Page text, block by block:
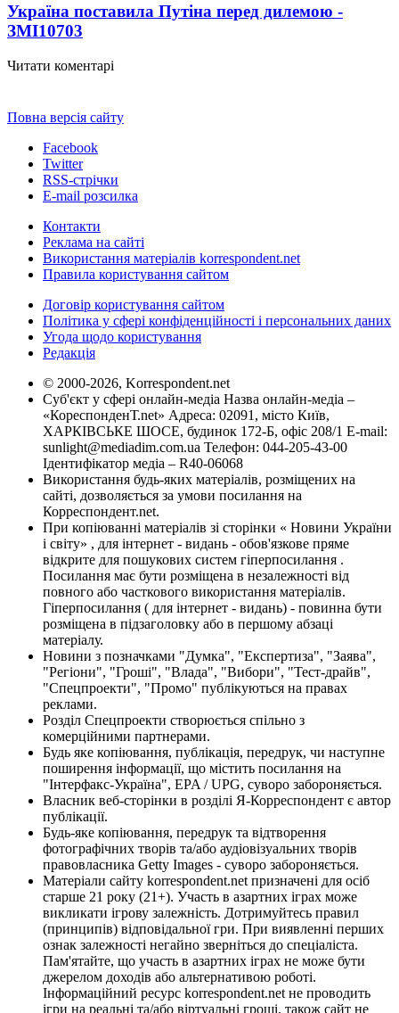
Україна поставила Путіна перед дилемою -
ЗМІ10703
Читати коментарі
Повна версія сайту
Facebook
Twitter
RSS-стрічки
E-mail розсилка
Контакти
Реклама на сайті
Використання матеріалів korrespondent.net
Правила користування сайтом
Договір користування сайтом
Політика у сфері конфіденційності і персональних даних
Угода щодо користування
Редакція
© 2000-2026, Korrespondent.net
Суб'єкт у сфері онлайн-медіа Назва онлайн-медіа –
«КореспонденТ.net» Адреса: 02091, місто Київ,
ХАРКІВСЬКЕ ШОСЕ, будинок 172-Б, офіс 208/1 E-mail:
sunlight@mediadim.com.ua Телефон: 044-205-43-00
Ідентифікатор медіа – R40-06068
Використання будь-яких матеріалів, розміщених на
сайті, дозволяється за умови посилання на
Корреспондент.net.
При копіюванні матеріалів зі сторінки « Новини України
і світу» , для інтернет - видань - обов'язкове пряме
відкрите для пошукових систем гіперпосилання .
Посилання має бути розміщена в незалежності від
повного або часткового використання матеріалів.
Гіперпосилання ( для інтернет - видань) - повинна бути
розміщена в підзаголовку або в першому абзаці
матеріалу.
Новини з позначками "Думка", "Експертиза", "Заява",
"Регіони", "Гроші", "Влада", "Вибори", "Тест-драйв",
"Спецпроекти", "Промо" публікуються на правах
реклами.
Розділ Спецпроекти створюється спільно з
комерційними партнерами.
Будь яке копіювання, публікація, передрук, чи наступне
поширення інформації, що містить посилання на
"Інтерфакс-Україна", EPA / UPG, суворо забороняється.
Власник веб-сторінки в розділі Я-Корреспондент є автор
публікації.
Будь-яке копіювання, передрук та відтворення
фотографічних творів та/або аудіовізуальних творів
правовласника Getty Images - суворо забороняється.
Матеріали сайту korrespondent.net призначені для осіб
старше 21 року (21+). Участь в азартних іграх може
викликати ігрову залежність. Дотримуйтесь правил
(принципів) відповідальної гри. При виявленні перших
ознак залежності негайно зверніться до спеціаліста.
Пам'ятайте, що участь в азартних іграх не може бути
джерелом доходів або альтернативою роботі.
Інформаційний ресурс korrespondent.net не проводить
ігри на реальні та/або віртуальні гроші, також сайт не